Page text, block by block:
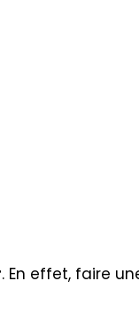
. En effet, faire